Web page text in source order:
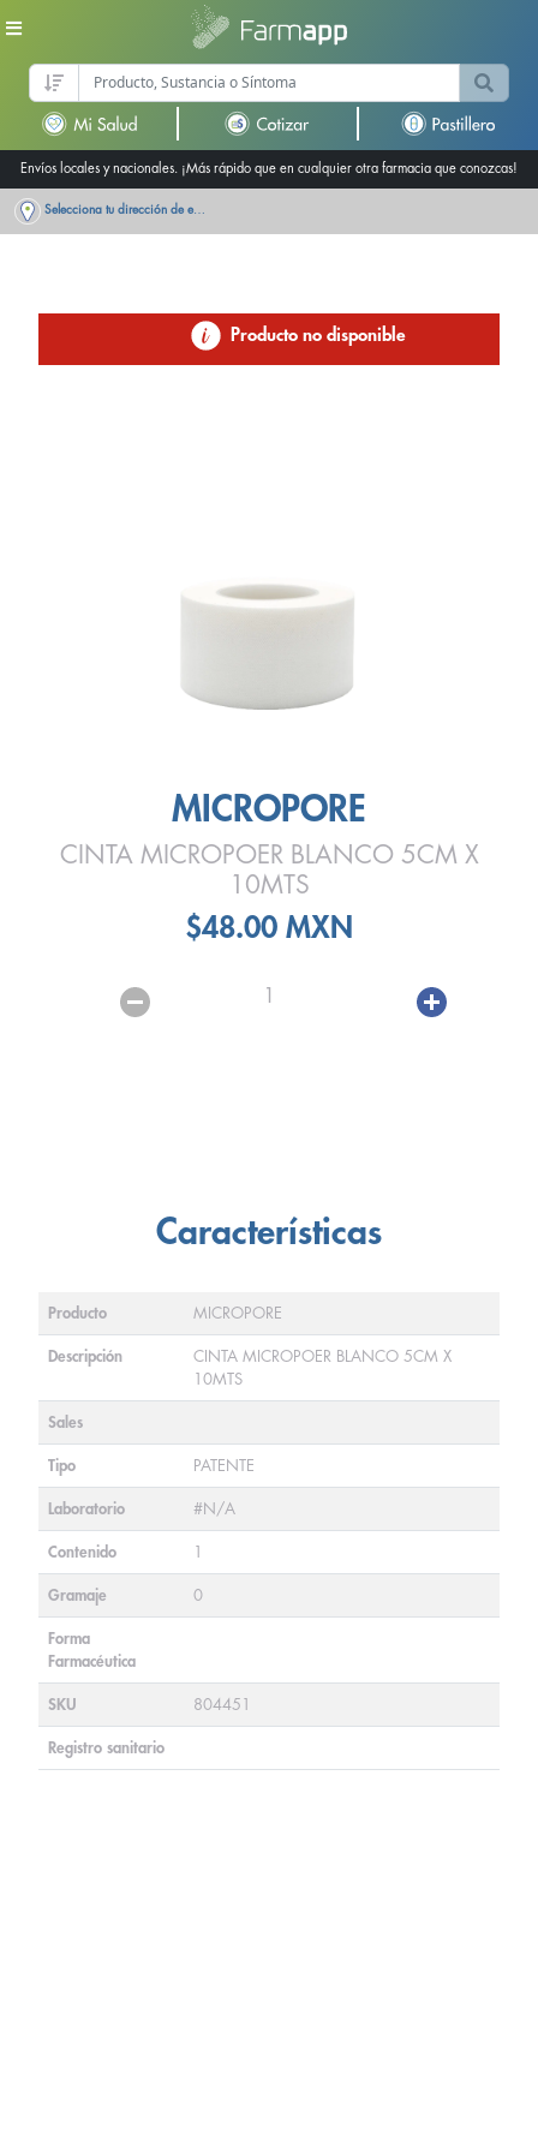
Envíos locales y nacionales. ¡Más rápido que en cualquier otra farmacia que conozcas!
Selecciona tu dirección de entrega
Producto no disponible
MICROPORE
CINTA MICROPOER BLANCO 5CM X
10MTS
$48.00 MXN
1
Características
Producto MICROPORE
Descripción
CINTA MICROPOER BLANCO 5CM X
10MTS
Sales
Tipo PATENTE
Laboratorio #N/A
Contenido 1
Gramaje 0
Forma
Farmacéutica
SKU 804451
Registro sanitario